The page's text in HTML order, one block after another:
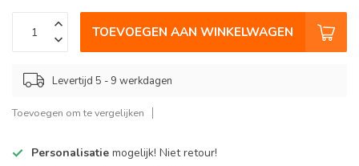
TOEVOEGEN AAN WINKELWAGEN
Levertijd 5 - 9 werkdagen
Toevoegen om te vergelijken
Personalisatie mogelijk! Niet retour!